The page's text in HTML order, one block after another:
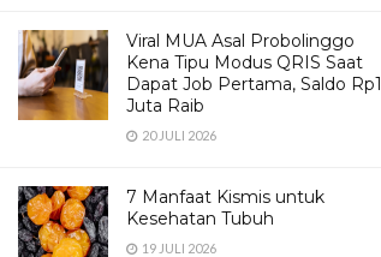
Viral MUA Asal Probolinggo
Kena Tipu Modus QRIS Saat
Dapat Job Pertama, Saldo Rp1
Juta Raib
20 JULI 2026
7 Manfaat Kismis untuk
Kesehatan Tubuh
19 JULI 2026